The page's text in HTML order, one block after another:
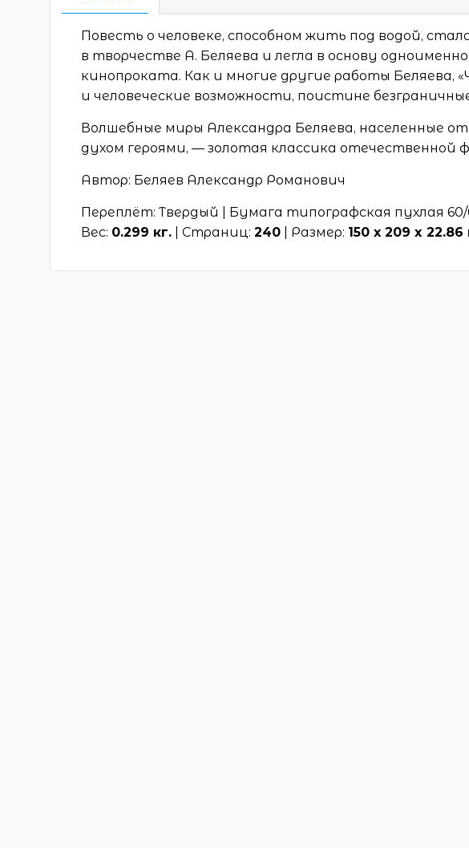
Повесть о человеке, способном жить под водой,
в творчестве А. Беляева и легла в основу
кинопроката. Как и многие другие работы Беляева,
и человеческие возможности, поистине
Волшебные миры Александра Беляева, населенные
духом героями, — золотая классика
Автор: Беляев Александр Романович
Переплёт: Твердый | Бумага типографская пухлая 60/
Вес: 0.299 кг. | Страниц:240 | Размер: 150 х 209 x